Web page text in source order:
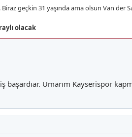
geçkin 31 yaşında ama olsun Van der
olacak
Umarım Kayserispor